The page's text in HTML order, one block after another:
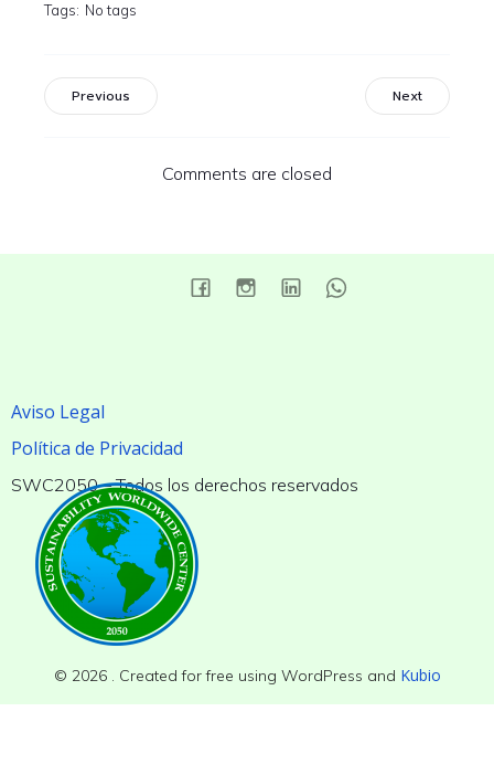
Tags: No tags
Previous Next
Comments are closed
Aviso Legal
Política de Privacidad
SWC2050 – Todos los derechos reservados
© 2026 . Created for free using WordPress and Kubio